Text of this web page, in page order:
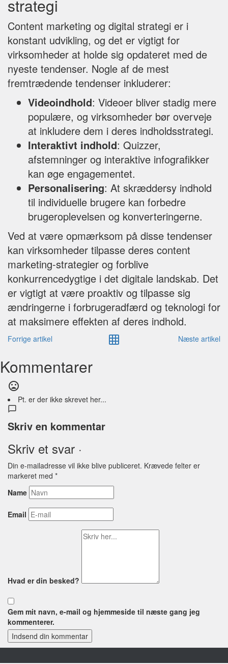
strategi
Content marketing og digital strategi er i
konstant udvikling, og det er vigtigt for
virksomheder at holde sig opdateret med de
nyeste tendenser. Nogle af de mest
fremtrædende tendenser inkluderer:
Videoindhold: Videoer bliver stadig mere
populære, og virksomheder bør overveje
at inkludere dem i deres indholdsstrategi.
Interaktivt indhold: Quizzer,
afstemninger og interaktive infografikker
kan øge engagementet.
Personalisering: At skræddersy indhold
til individuelle brugere kan forbedre
brugeroplevelsen og konverteringerne.
Ved at være opmærksom på disse tendenser
kan virksomheder tilpasse deres content
marketing-strategier og forblive
konkurrencedygtige i det digitale landskab. Det
er vigtigt at være proaktiv og tilpasse sig
ændringerne i forbrugeradfærd og teknologi for
at maksimere effekten af deres indhold.
Forrige artikel Næste artikel
Kommentarer
Pt. er der ikke skrevet her...
Skriv en kommentar
Skriv et svar ·
Din e-mailadresse vil ikke blive publiceret. Krævede felter er
markeret med *
Name
Email
Hvad er din besked?
Gem mit navn, e-mail og hjemmeside til næste gang jeg
kommenterer.
Indsend din kommentar